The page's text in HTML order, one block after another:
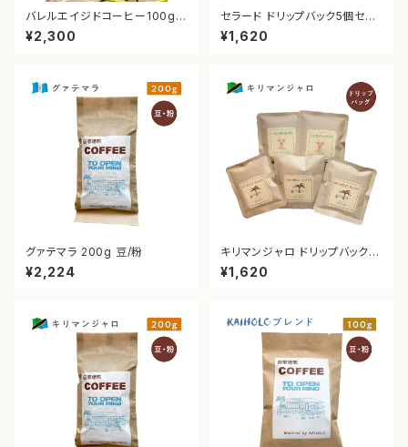
バレルエイジドコーヒー100g
豆/粉
¥2,300
セラード ドリップバック5個セッ
ト
¥1,620
グァテマラ 200g 豆/粉
¥2,224
キリマンジャロ ドリップバック5
個セット
¥1,620